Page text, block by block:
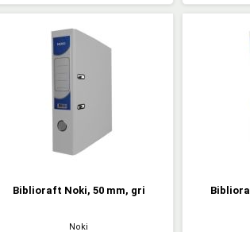
Biblioraft Noki, 50 mm, gri
Noki